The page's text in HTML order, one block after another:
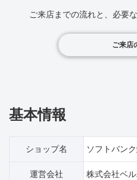
ご来店までの流れと、必要
ご来店
基本情報
ショップ名 ソフトバン
運営会社 株式会社ベ